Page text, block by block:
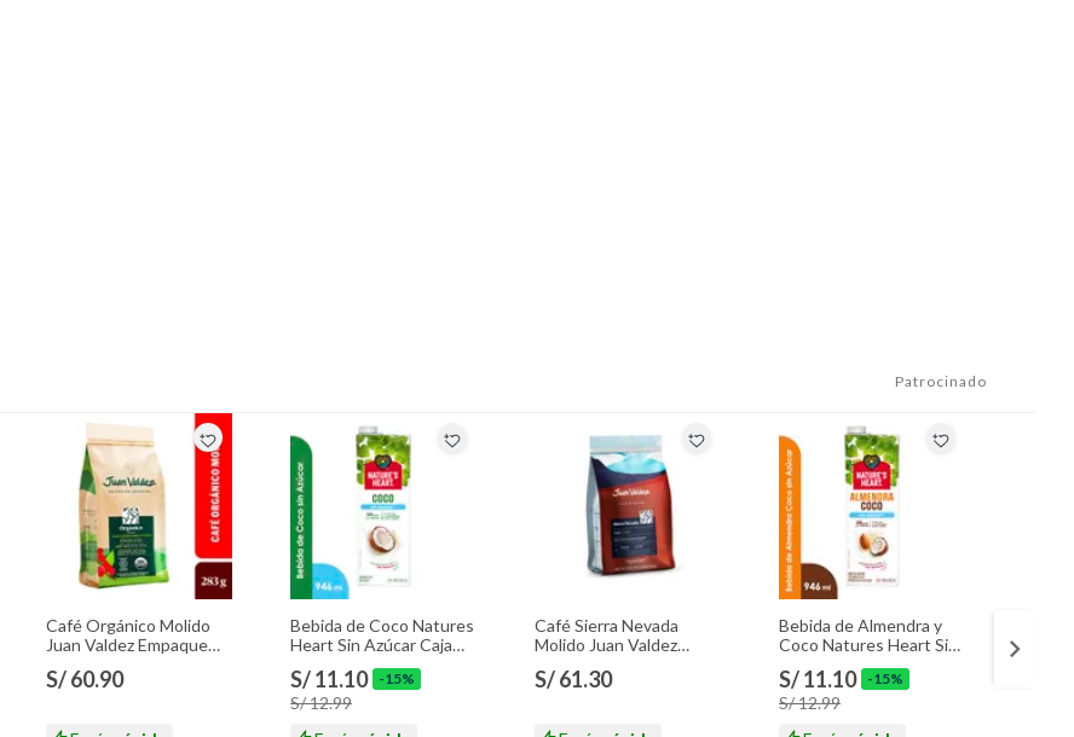
Patrocinado
Café Orgánico Molido
Juan Valdez Empaque
S/ 60.90
Bebida de Coco Natures
Heart Sin Azúcar Caja
S/ 11.10 -15%
S/ 12.99
Café Sierra Nevada
Molido Juan Valdez
S/ 61.30
Bebida de Almendra y
Coco Natures Heart Sin
Azúcar Caja 946 mL
S/ 11.10 -15%
S/ 12.99